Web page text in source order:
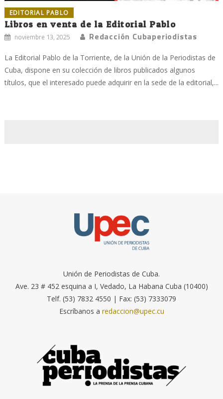
EDITORIAL PABLO
Libros en venta de la Editorial Pablo
noviembre 13, 2025 Redacción Cubaperiodistas
La Editorial Pablo de la Torriente, de la Unión de la Periodistas de
Cuba, dispone en su colección de libros publicados algunos
títulos, que el interesado puede adquirir en la sede de la editorial,...
Unión de Periodistas de Cuba.
Ave. 23 # 452 esquina a I, Vedado, La Habana Cuba (10400)
Telf. (53) 7832 4550 | Fax: (53) 7333079
Escríbanos a redaccion@upec.cu